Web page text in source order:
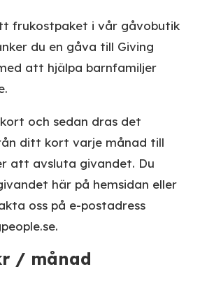
frukostpaket i vår gåvobutik
du en gåva till Giving
att hjälpa barnfamiljer
och sedan dras det
ditt kort varje månad till
att avsluta givandet. Du
här på hemsidan eller
oss på e-postadress
/ månad